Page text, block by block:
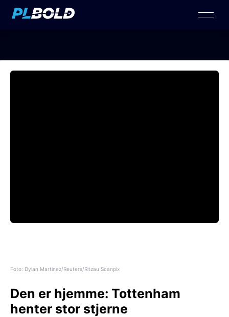
Foto: Dylan Martinez/Reuters/Ritzau Scanpix
Den er hjemme: Tottenham
henter stor stjerne